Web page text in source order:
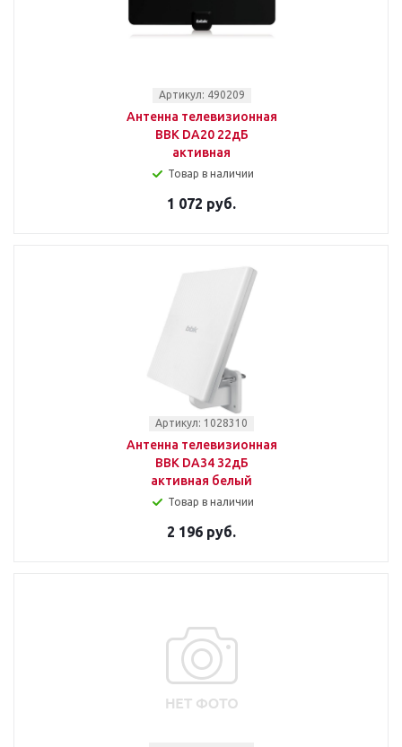
Артикул: 490209
Антенна телевизионная
BBK DA20 22дБ
активная
Товар в наличии
1 072 руб.
Артикул: 1028310
Антенна телевизионная
BBK DA34 32дБ
активная белый
Товар в наличии
2 196 руб.